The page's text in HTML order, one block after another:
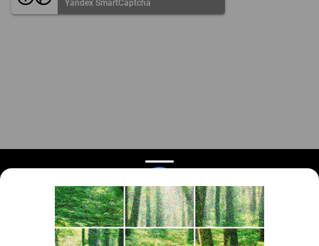
Yandex SmartCaptcha
Поиск запчастей О проекте